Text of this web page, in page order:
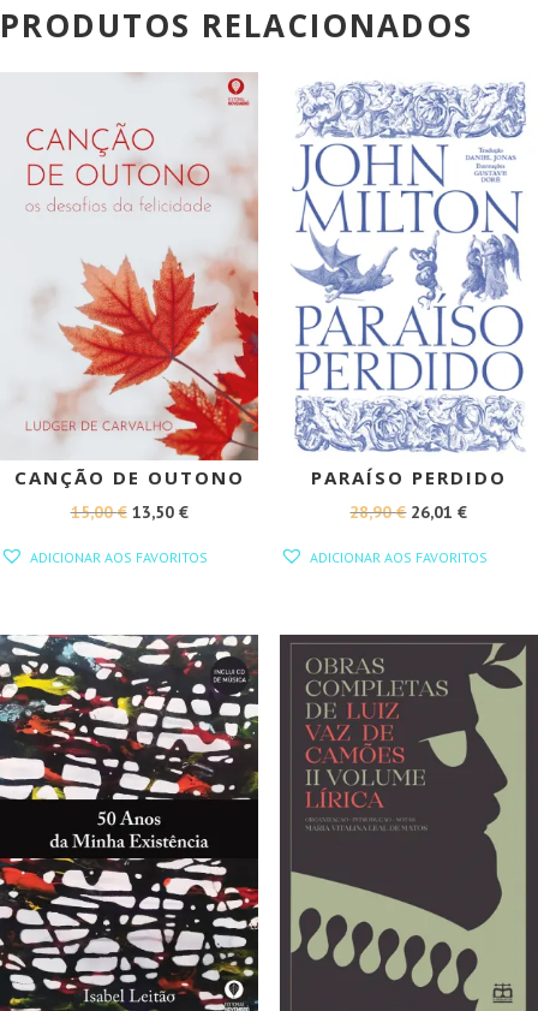
PRODUTOS RELACIONADOS
CANÇÃO DE OUTONO
15,00€ O
15,00 €.
13,50 €O
13,50 €.
ADICIONAR AOS FAVORITOS
PROMOÇÃO!
PARAÍSO PERDIDO
28,90€ O
28,90 €.
26,01€O
26,01 €.
ADICIONAR AOS FAVORITOS
PROMOÇÃO! PROMOÇÃO!